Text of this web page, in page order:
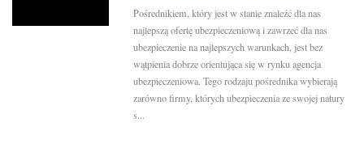
Pośrednikiem, który jest w stanie znaleźć dla nas
najlepszą ofertę ubezpieczeniową i zawrzeć dla nas
ubezpieczenie na najlepszych warunkach, jest bez
wątpienia dobrze orientująca się w rynku agencja
ubezpieczeniowa. Tego rodzaju pośrednika wybierają
zarówno firmy, których ubezpieczenia ze swojej natury
s...